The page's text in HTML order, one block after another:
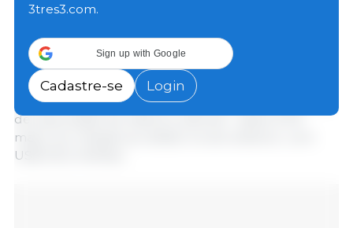
10,1% o total exportado no mesmo período do ano
Em receita, as exportações de carne suína
totalizaram US$ 343,6 milhões em outubro -
também segundo melhor desempenho em receitas
de exportação do histórico setorial - saldo 9,7%
maior em relação ao obtido no ano anterior, com
US$ 313,3 milhões.
3tres3.com.
Sign up with Google
Cadastre-se Login